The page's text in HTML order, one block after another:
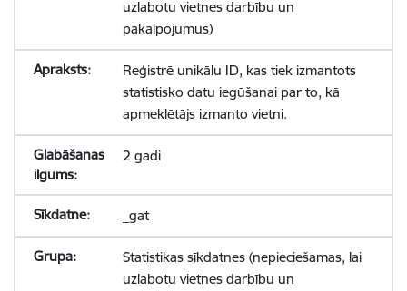
uzlabotu vietnes darbību un
pakalpojumus)
Reģistrē unikālu ID, kas tiek izmantots
statistisko datu iegūšanai par to, kā
apmeklētājs izmanto vietni.
2 gadi
_gat
Statistikas sīkdatnes (nepieciešamas, lai
uzlabotu vietnes darbību un